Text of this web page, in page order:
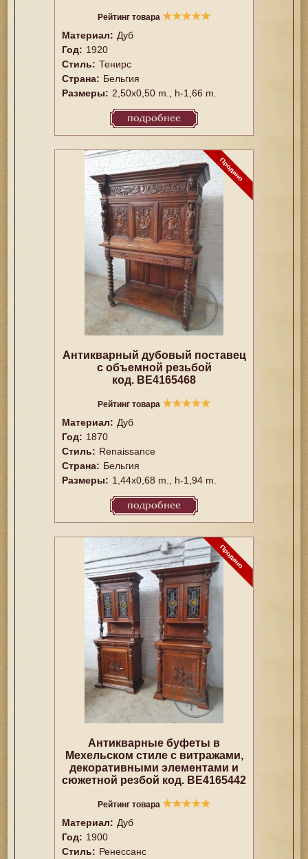
Рейтинг товара ★★★★★
Материал: Дуб
Год: 1920
Стиль: Тенирс
Страна: Бельгия
Размеры: 2,50x0,50 m., h-1,66 m.
подробнее
Антикварный дубовый поставец
с объемной резьбой
код. BE4165468
Рейтинг товара ★★★★★
Материал: Дуб
Год: 1870
Стиль: Renaissance
Страна: Бельгия
Размеры: 1,44x0,68 m., h-1,94 m.
подробнее
Антикварные буфеты в
Мехельском стиле с витражами,
декоративными элементами и
сюжетной резбой код. BE4165442
Рейтинг товара ★★★★★
Материал: Дуб
Год: 1900
Стиль: Ренессанс